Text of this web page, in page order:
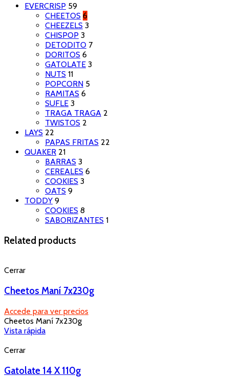
EVERCRISP 59
CHEETOS 6
CHEEZELS 3
CHISPOP 3
DETODITO 7
DORITOS 6
GATOLATE 3
NUTS 11
POPCORN 5
RAMITAS 6
SUFLE 3
TRAGA TRAGA 2
TWISTOS 2
LAYS 22
PAPAS FRITAS 22
QUAKER 21
BARRAS 3
CEREALES 6
COOKIES 3
OATS 9
TODDY 9
COOKIES 8
SABORIZANTES 1
Related products
Cerrar
Cheetos Maní 7x230g
Accede para ver precios
Cheetos Maní 7x230g
Vista rápida
Cerrar
Gatolate 14 X 110g